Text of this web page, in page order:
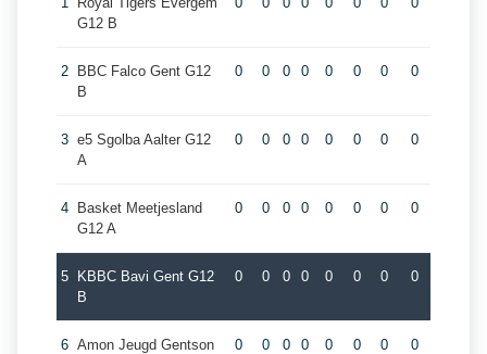
G12 B
2
BBC Falco Gent G12
B
0 0 0 0 0 0 0 0
3 e5 Sgolba Aalter G12
A
0 0 0 0 0 0 0 0
4
Basket Meetjesland
G12 A
0 0 0 0 0 0 0 0
5
KBBC Bavi Gent G12
B
0 0 0 0 0 0 0 0
6 Amon Jeugd Gentson
0 0 0 0 0 0 0 0